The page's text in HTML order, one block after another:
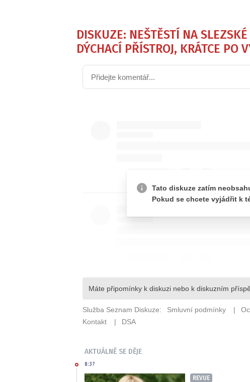
DISKUZE: NEŠTĚSTÍ NA
DÝCHACÍ PŘÍSTROJ, KRÁTCE PO
AKTUÁLNĚ SE DĚJE
8:37
REVUE